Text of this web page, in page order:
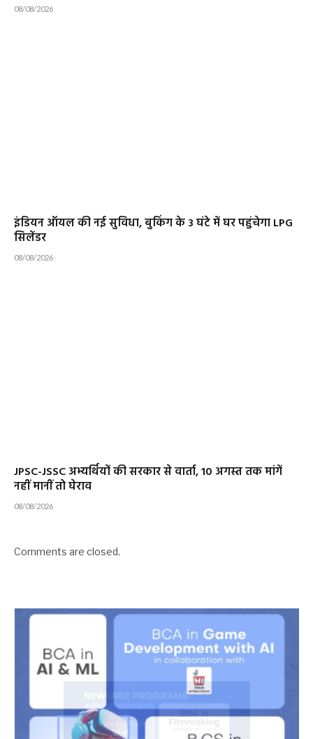
08/08/2026
इंडियन ऑयल की नई सुविधा, बुकिंग के 3 घंटे में घर पहुंचेगा LPG
सिलेंडर
08/08/2026
JPSC-JSSC अभ्यर्थियों की सरकार से वार्ता, 10 अगस्त तक मांगें
नहीं मानीं तो घेराव
08/08/2026
Comments are closed.